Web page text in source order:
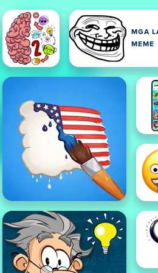
MGA
MEME